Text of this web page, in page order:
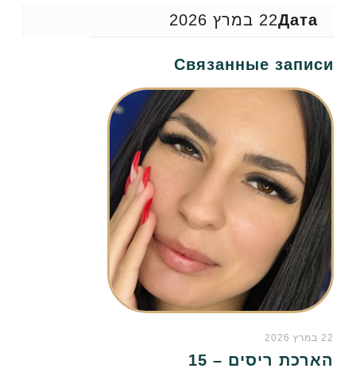
Дата22 במרץ 2026
Связанные записи
22 במרץ 2026
הארכת ריסים – 15